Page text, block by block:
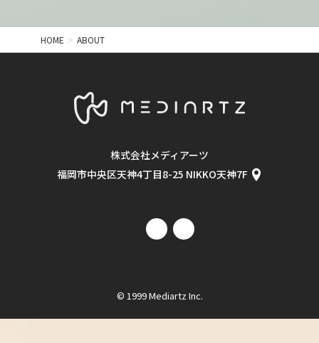
HOME ABOUT
株式会社メディアーツ
福岡市中央区天神4丁目8-25 NIKKO天神7F
© 1999 Mediartz Inc.